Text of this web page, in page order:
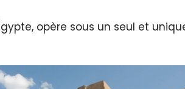
opère sous un seul et